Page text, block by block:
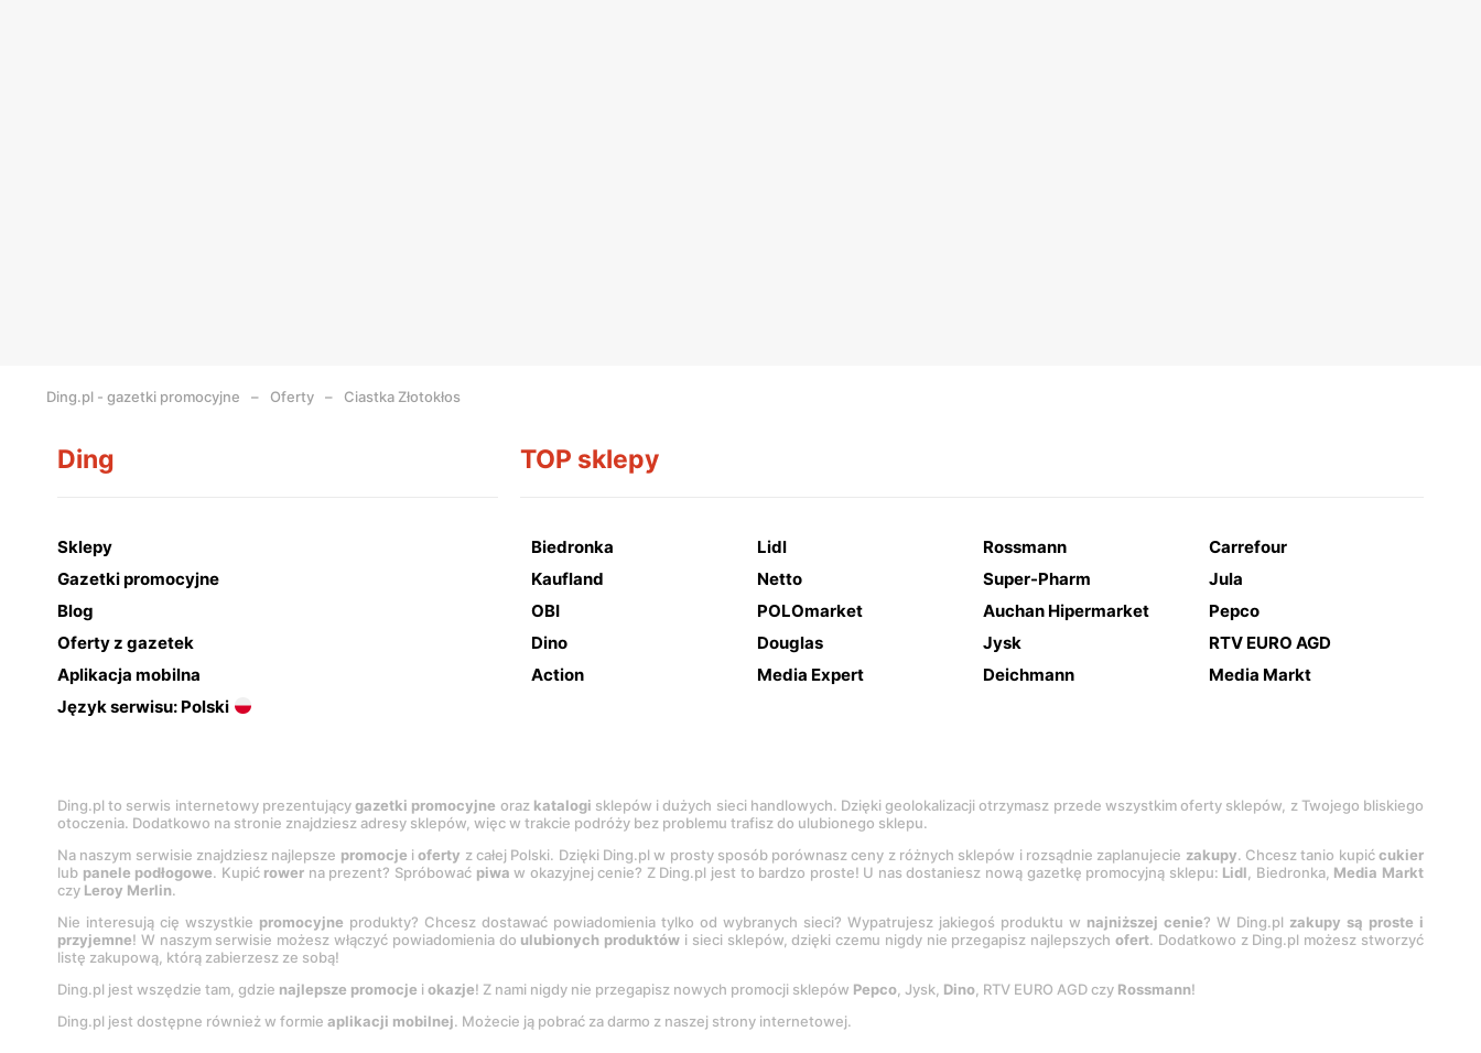
Ding.pl - gazetki promocyjne Oferty Ciastka Złotokłos
Ding
Sklepy
Gazetki promocyjne
Blog
Oferty z gazetek
Aplikacja mobilna
Język serwisu: Polski
TOP sklepy
Biedronka Lidl Rossmann
Carrefour
Kaufland
Netto Super-Pharm
Jula
OBI
POLOmarket Auchan Hipermarket
Pepco
Dino
Douglas Jysk
RTV EURO AGD
Action
Media Expert Deichmann Media Markt
Ding.pl to serwis internetowy prezentującygazetki promocyjne oraz katalogi sklepów i dużych sieci handlowych. Dzięki geolokalizacji otrzymasz przede wszystkim oferty sklepów, z Twojego bliskiego
otoczenia. Dodatkowo na stronie znajdziesz adresy sklepów, więc w trakcie podróży bez problemu trafisz do ulubionego sklepu.
Na naszym serwisie znajdziesz najlepsze promocje ioferty z całej Polski. Dzięki Ding.pl w prosty sposób porównasz ceny z różnych sklepów i rozsądnie zaplanujecie zakupy. Chcesz tanio kupićcukier
lub panele podłogowe. Kupić rower na prezent? Spróbować piwa w okazyjnej cenie? Z Ding.pl jest to bardzo proste! U nas dostaniesz nową gazetkę promocyjną sklepu: Lidl, Biedronka, Media Markt
czy Leroy Merlin.
Nie interesują cię wszystkie promocyjne produkty? Chcesz dostawać powiadomienia tylko od wybranych sieci? Wypatrujesz jakiegoś produktu w najniższej cenie? W Ding.pl zakupy są proste i
przyjemne! W naszym serwisie możesz włączyć powiadomienia do ulubionych produktów i sieci sklepów, dzięki czemu nigdy nie przegapisz najlepszychofert. Dodatkowo z Ding.pl możesz stworzyć
listę zakupową, którą zabierzesz ze sobą!
Ding.pl jest wszędzie tam, gdzie najlepsze promocje i okazje! Z nami nigdy nie przegapisz nowych promocji sklepów Pepco, Jysk, Dino, RTV EURO AGD czy Rossmann!
Ding.pl jest dostępne również w formie aplikacji mobilnej. Możecie ją pobrać za darmo z naszej strony internetowej.